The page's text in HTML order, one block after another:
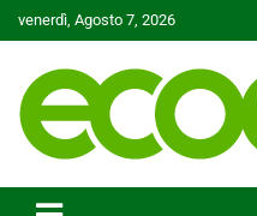
to
venerdì, Agosto 7, 2026
Ecoo.it